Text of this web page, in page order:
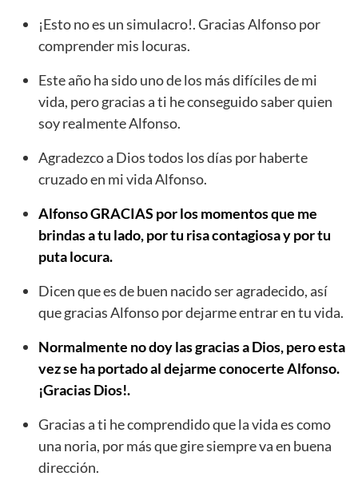
¡Esto no es un simulacro!. Gracias Alfonso por
comprender mis locuras.
Este año ha sido uno de los más difíciles de mi
vida, pero gracias a ti he conseguido saber quien
soy realmente Alfonso.
Agradezco a Dios todos los días por haberte
cruzado en mi vida Alfonso.
Alfonso GRACIAS por los momentos que me
brindas a tu lado, por tu risa contagiosa y por tu
puta locura.
Dicen que es de buen nacido ser agradecido, así
que gracias Alfonso por dejarme entrar en tu vida.
Normalmente no doy las gracias a Dios, pero esta
vez se ha portado al dejarme conocerte Alfonso.
¡Gracias Dios!.
Gracias a ti he comprendido que la vida es como
una noria, por más que gire siempre va en buena
dirección.